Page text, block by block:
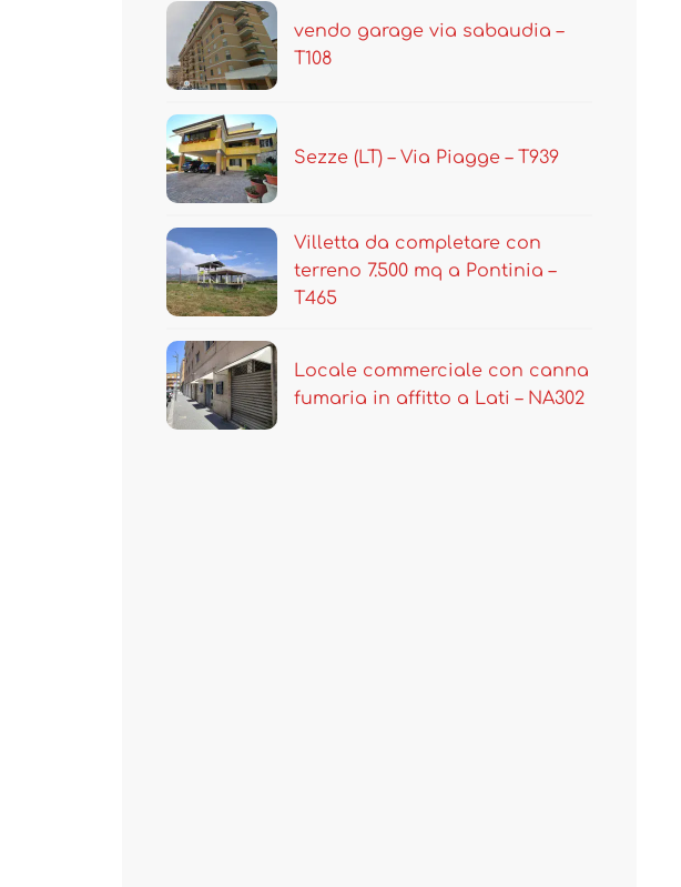
vendo garage via sabaudia –
T108
Sezze (LT) – Via Piagge – T939
Villetta da completare con
terreno 7.500 mq a Pontinia –
T465
Locale commerciale con canna
fumaria in affitto a Lati – NA302